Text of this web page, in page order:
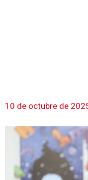
10 de octubre de